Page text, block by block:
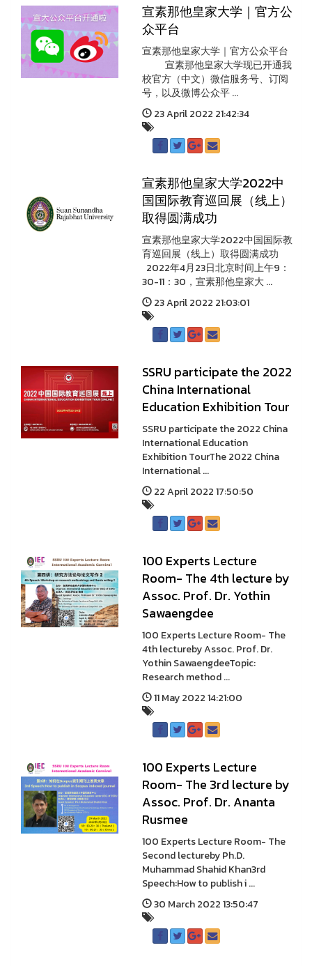
宣素那他皇家大学｜官方公
众平台
宣素那他皇家大学｜官方公众平台
宣素那他皇家大学现已开通我
校官方（中文）微信服务号、订阅
号，以及微博公众平 ...
23 April 2022 21:42:34
宣素那他皇家大学2022中
国国际教育巡回展（线上）
取得圆满成功
宣素那他皇家大学2022中国国际教
育巡回展（线上）取得圆满成功
2022年4月23日北京时间上午9：
30-11：30，宣素那他皇家大 ...
23 April 2022 21:03:01
SSRU participate the 2022
China International
Education Exhibition Tour
SSRU participate the 2022 China
International Education
Exhibition TourThe 2022 China
International ...
22 April 2022 17:50:50
100 Experts Lecture
Room- The 4th lecture by
Assoc. Prof. Dr. Yothin
Sawaengdee
100 Experts Lecture Room- The
4th lectureby Assoc. Prof. Dr.
Yothin SawaengdeeTopic:
Research method ...
11 May 2022 14:21:00
100 Experts Lecture
Room- The 3rd lecture by
Assoc. Prof. Dr. Ananta
Rusmee
100 Experts Lecture Room- The
Second lectureby Ph.D.
Muhammad Shahid Khan3rd
Speech:How to publish i ...
30 March 2022 13:50:47